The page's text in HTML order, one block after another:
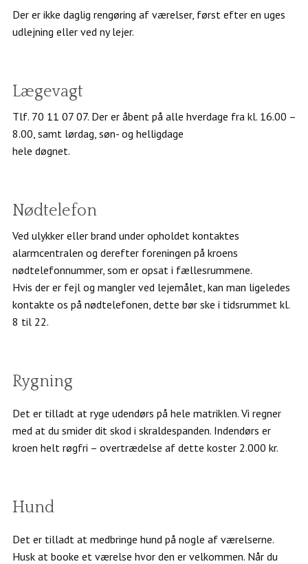
Der er ikke daglig rengøring af værelser, først efter en uges
udlejning eller ved ny lejer.
Lægevagt
Tlf. 70 11 07 07. Der er åbent på alle hverdage fra kl. 16.00 –
8.00, samt lørdag, søn- og helligdage
hele døgnet.
Nødtelefon
Ved ulykker eller brand under opholdet kontaktes
alarmcentralen og derefter foreningen på kroens
nødtelefonnummer, som er opsat i fællesrummene.
Hvis der er fejl og mangler ved lejemålet, kan man ligeledes
kontakte os på nødtelefonen, dette bør ske i tidsrummet kl.
8 til 22.
Rygning
Det er tilladt at ryge udendørs på hele matriklen. Vi regner
med at du smider dit skod i skraldespanden. Indendørs er
kroen helt røgfri – overtrædelse af dette koster 2.000 kr.
Hund
Det er tilladt at medbringe hund på nogle af værelserne.
Husk at booke et værelse hvor den er velkommen. Når du